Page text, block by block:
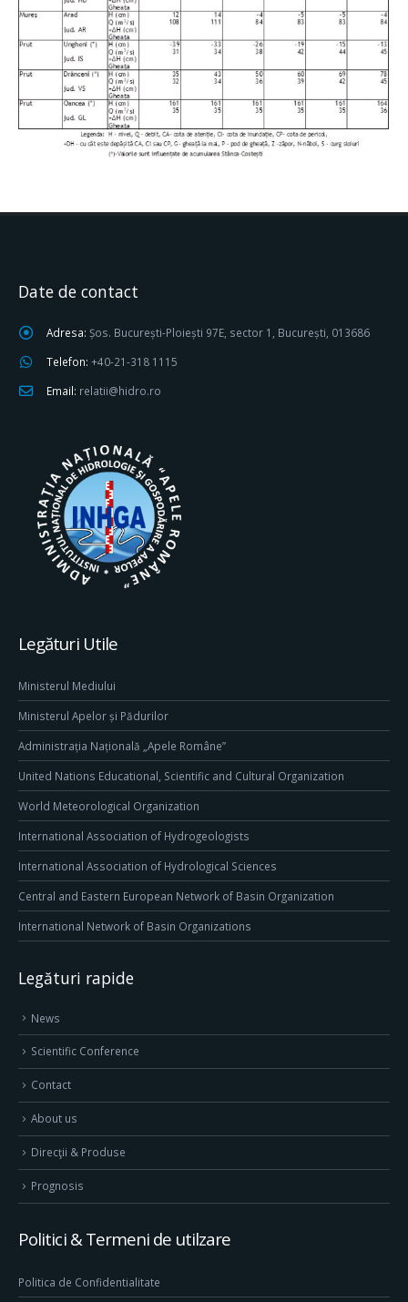
Date de contact
Adresa: Șos. București-Ploiești 97E, sector 1, București, 013686
Telefon: +40-21-318 1115
Email: relatii@hidro.ro
Legături Utile
Ministerul Mediului
Ministerul Apelor și Pădurilor
Administrația Națională „Apele Române”
United Nations Educational, Scientific and Cultural Organization
World Meteorological Organization
International Association of Hydrogeologists
International Association of Hydrological Sciences
Central and Eastern European Network of Basin Organization
International Network of Basin Organizations
Legături rapide
News
Scientific Conference
Contact
About us
Direcţii & Produse
Prognosis
Politici & Termeni de utilzare
Politica de Confidentialitate